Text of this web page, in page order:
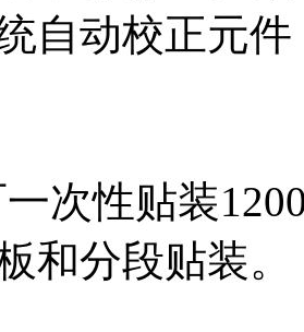
自动校正元
性贴装
和分段贴装。